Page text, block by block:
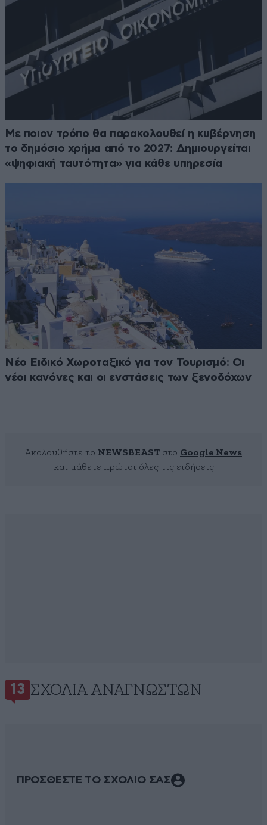
Με ποιον τρόπο θα παρακολουθεί η κυβέρνηση
το δημόσιο χρήμα από το 2027: Δημιουργείται
«ψηφιακή ταυτότητα» για κάθε υπηρεσία
Νέο Ειδικό Χωροταξικό για τον Τουρισμό: Οι
νέοι κανόνες και οι ενστάσεις των ξενοδόχων
Ακολουθήστε το NEWSBEAST στο Google News
και μάθετε πρώτοι όλες τις ειδήσεις
13 ΣΧΌΛΙΑ ΑΝΑΓΝΩΣΤΏΝ
ΠΡΟΣΘΕΣΤΕ ΤΟ ΣΧΟΛΙΟ ΣΑΣ